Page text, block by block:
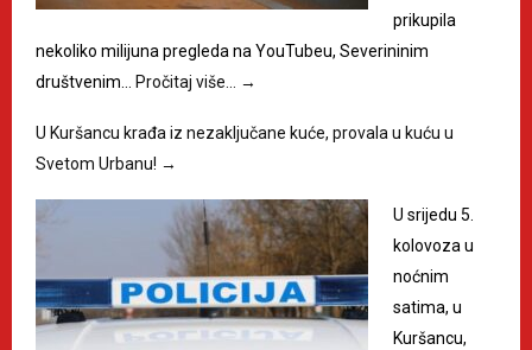
prikupila
nekoliko milijuna pregleda na YouTubeu, Severininim
društvenim…
Pročitaj više… →
U Kuršancu krađa iz nezaključane kuće, provala u kuću u
Svetom Urbanu! →
U srijedu 5.
kolovoza u
noćnim
satima, u
Kuršancu,